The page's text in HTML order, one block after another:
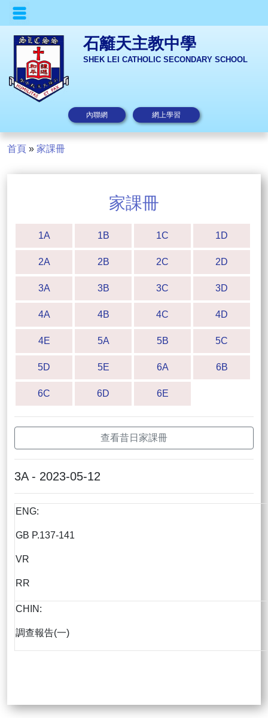
石籬天主教中學
SHEK LEI CATHOLIC SECONDARY SCHOOL
內聯網 網上學習
首頁 » 家課冊
家課冊
1A 1B 1C 1D
2A 2B 2C 2D
3A 3B 3C 3D
4A 4B 4C 4D
4E 5A 5B 5C
5D 5E 6A 6B
6C 6D 6E
查看昔日家課冊
3A - 2023-05-12
ENG:
GB P.137-141
VR
RR
CHIN:
調查報告(一)